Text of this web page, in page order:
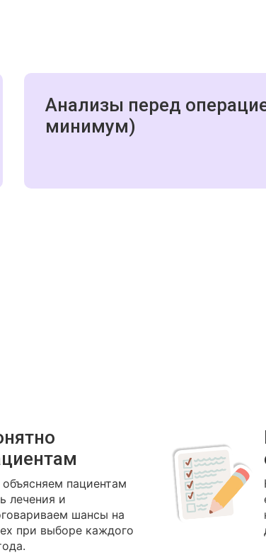
Анализы перед
минимум)
пациентам
лечения и
шансы на
при выборе каждого